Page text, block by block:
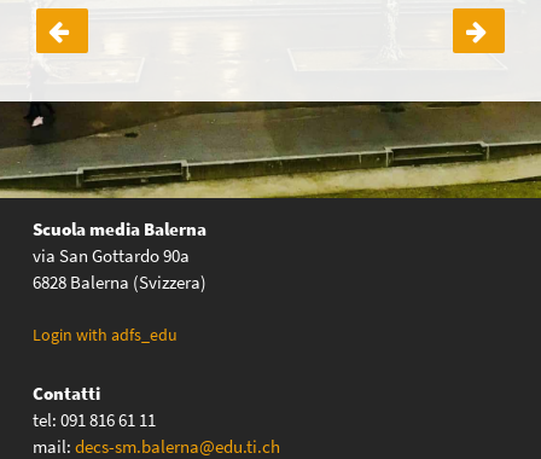
Navigazione
articoli
Scuola media Balerna
via San Gottardo 90a
6828 Balerna (Svizzera)
Login with adfs_edu
Contatti
tel: 091 816 61 11
mail: decs-sm.balerna@edu.ti.ch